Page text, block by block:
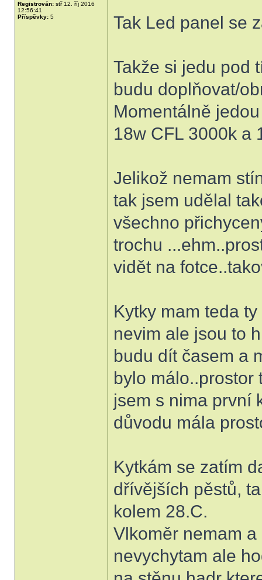
Registrován: stř 12. říj 2016
12:56:41
Příspěvky: 5 Tak Led panel se
Takže si jedu pod
budu doplňovat/
Momentálně
18w CFL 3000k a
Jelikož nemam
tak jsem udělal
všechno
trochu
vidět na
Kytky mam teda
nevim ale jsou to
budu dít časem a
bylo málo..prostor
jsem s nima první
důvodu mála
Kytkám se zatím
dřívějších pěstů,
kolem 28.C.
Vlkoměr nemam
nevychytam ale